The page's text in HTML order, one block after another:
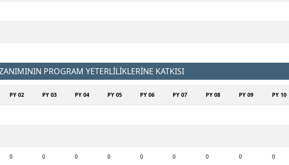
PROGRAM YETERLİLİKLERİNE KATKISI
PY 02 PY 03 PY 04 PY 05 PY 06 PY 07 PY 08 PY 09 PY 10
0 0 0 0 0 0 0 0 0